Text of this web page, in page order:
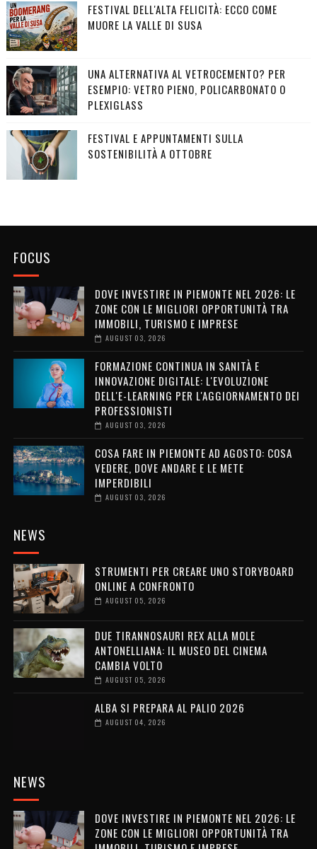
FESTIVAL DELL'ALTA FELICITÀ: ECCO COME
MUORE LA VALLE DI SUSA
UNA ALTERNATIVA AL VETROCEMENTO? PER
ESEMPIO: VETRO PIENO, POLICARBONATO O
PLEXIGLASS
FESTIVAL E APPUNTAMENTI SULLA
SOSTENIBILITÀ A OTTOBRE
FOCUS
DOVE INVESTIRE IN PIEMONTE NEL 2026: LE
ZONE CON LE MIGLIORI OPPORTUNITÀ TRA
IMMOBILI, TURISMO E IMPRESE
AUGUST 03, 2026
FORMAZIONE CONTINUA IN SANITÀ E
INNOVAZIONE DIGITALE: L'EVOLUZIONE
DELL'E-LEARNING PER L'AGGIORNAMENTO DEI
PROFESSIONISTI
AUGUST 03, 2026
COSA FARE IN PIEMONTE AD AGOSTO: COSA
VEDERE, DOVE ANDARE E LE METE
IMPERDIBILI
AUGUST 03, 2026
NEWS
STRUMENTI PER CREARE UNO STORYBOARD
ONLINE A CONFRONTO
AUGUST 05, 2026
DUE TIRANNOSAURI REX ALLA MOLE
ANTONELLIANA: IL MUSEO DEL CINEMA
CAMBIA VOLTO
AUGUST 05, 2026
ALBA SI PREPARA AL PALIO 2026
AUGUST 04, 2026
NEWS
DOVE INVESTIRE IN PIEMONTE NEL 2026: LE
ZONE CON LE MIGLIORI OPPORTUNITÀ TRA